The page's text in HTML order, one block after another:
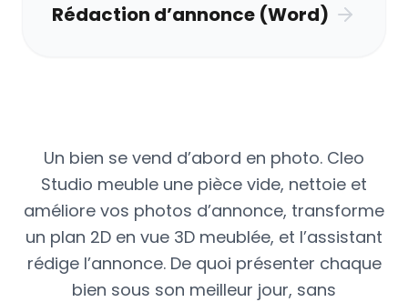
Rédaction d’annonce (Word)
Un bien se vend d’abord en photo. Cleo
Studio meuble une pièce vide, nettoie et
améliore vos photos d’annonce, transforme
un plan 2D en vue 3D meublée, et l’assistant
rédige l’annonce. De quoi présenter chaque
bien sous son meilleur jour, sans